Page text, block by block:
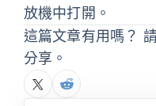
放機中打開。
這篇文章有用嗎？
分享。